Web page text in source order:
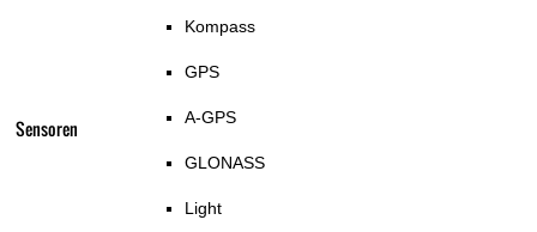
Sensoren
Kompass
GPS
A-GPS
GLONASS
Light